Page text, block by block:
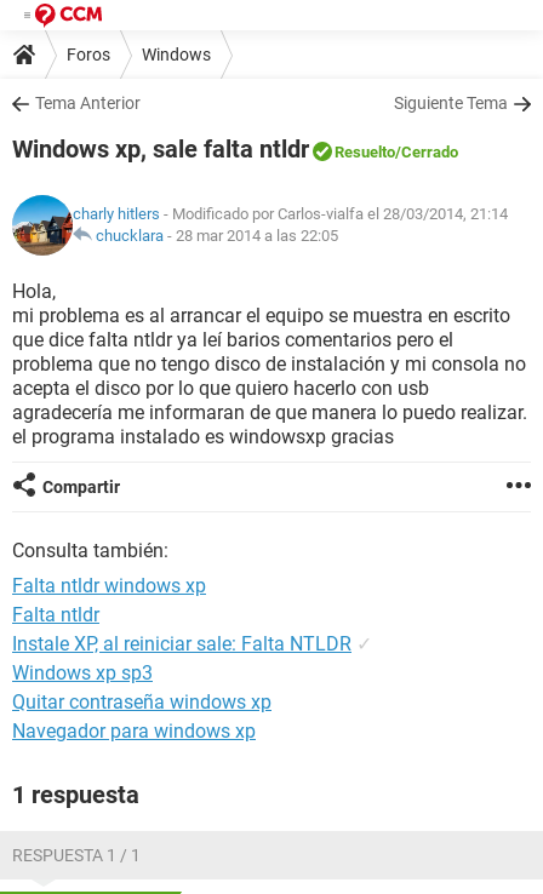
Foros Windows
Tema Anterior Siguiente Tema
Windows xp, sale falta ntldr Resuelto/Cerrado
charly hitlers - Modificado por Carlos-vialfa el 28/03/2014, 21:14
chucklara - 28 mar 2014 a las 22:05
Hola,
mi problema es al arrancar el equipo se muestra en escrito
que dice falta ntldr ya leí barios comentarios pero el
problema que no tengo disco de instalación y mi consola no
acepta el disco por lo que quiero hacerlo con usb
agradecería me informaran de que manera lo puedo realizar.
el programa instalado es windowsxp gracias
Compartir
Consulta también:
Falta ntldr windows xp
Falta ntldr
Instale XP, al reiniciar sale: Falta NTLDR ✓
Windows xp sp3
Quitar contraseña windows xp
Navegador para windows xp
1 respuesta
RESPUESTA 1 / 1